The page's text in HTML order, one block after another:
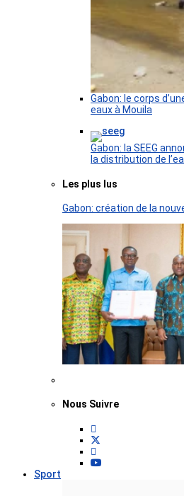
Gabon: le corps
eaux à Mouila
Gabon: la SEEG
la distribution de
Les plus lus
Gabon: création de la
Nous Suivre
Sport